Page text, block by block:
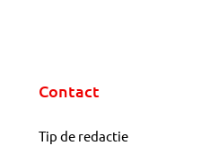
Contact
Tip de redactie